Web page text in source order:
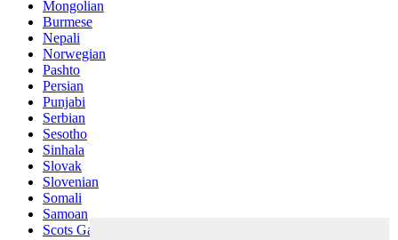
Mongolian
Burmese
Nepali
Norwegian
Pashto
Persian
Punjabi
Serbian
Sesotho
Sinhala
Slovak
Slovenian
Somali
Samoan
Scots Gaelic